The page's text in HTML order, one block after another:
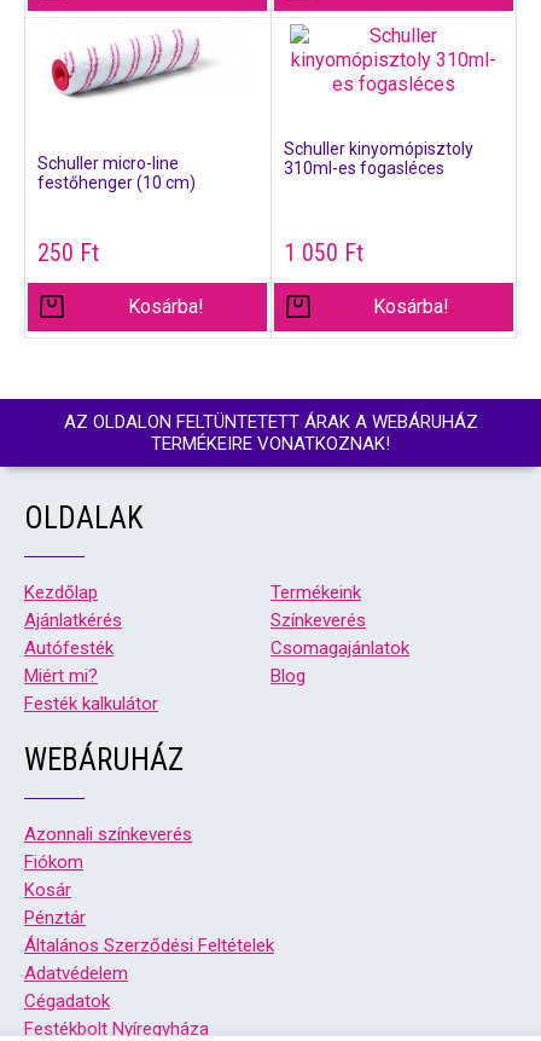
Schuller micro-line
festőhenger (10 cm)
250 Ft
Kosárba!
Schuller kinyomópisztoly
310ml-es fogasléces
1 050 Ft
Kosárba!
AZ OLDALON FELTÜNTETETT ÁRAK A WEBÁRUHÁZ
TERMÉKEIRE VONATKOZNAK!
OLDALAK
Kezdőlap
Termékeink
Ajánlatkérés
Színkeverés
Autófesték
Csomagajánlatok
Miért mi?
Blog
Festék kalkulátor
WEBÁRUHÁZ
Azonnali színkeverés
Fiókom
Kosár
Pénztár
Általános Szerződési Feltételek
Adatvédelem
Cégadatok
Festékbolt Nyíregyháza